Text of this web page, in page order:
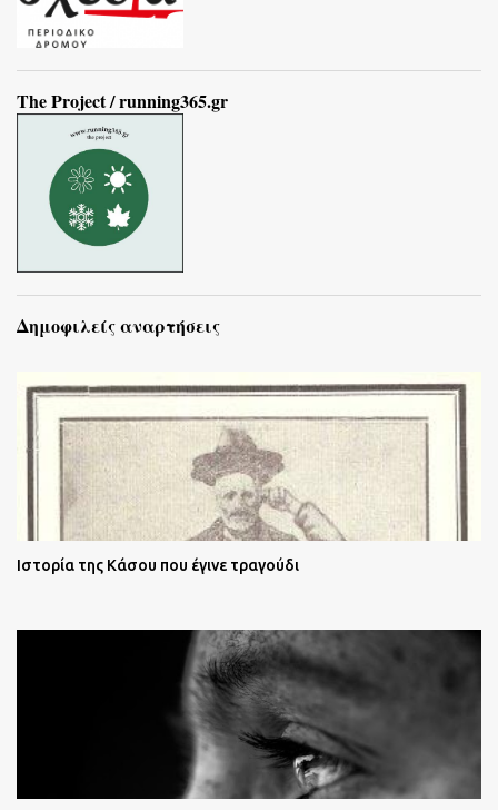
The Project / running365.gr
Δημοφιλείς αναρτήσεις
Ιστορία της Κάσου που έγινε τραγούδι